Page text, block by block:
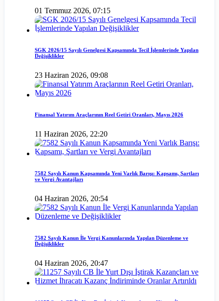
01 Temmuz 2026, 07:15
SGK 2026/15 Sayılı Genelgesi Kapsamında Tecil İşlemlerinde Yapılan
Değişiklikler
23 Haziran 2026, 09:08
Finansal Yatırım Araçlarının Reel Getiri Oranları, Mayıs 2026
11 Haziran 2026, 22:20
7582 Sayılı Kanun Kapsamında Yeni Varlık Barışı: Kapsamı, Şartları
ve Vergi Avantajları
04 Haziran 2026, 20:54
7582 Sayılı Kanun İle Vergi Kanunlarında Yapılan Düzenleme ve
Değişiklikler
04 Haziran 2026, 20:47